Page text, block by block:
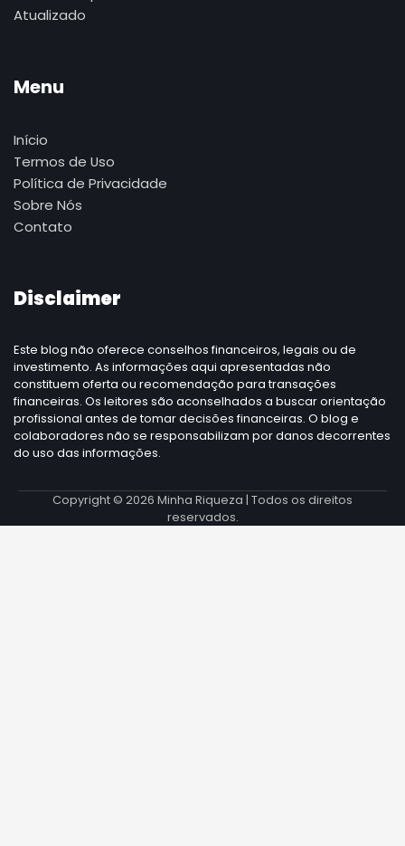
Atualizado
Menu
Início
Termos de Uso
Política de Privacidade
Sobre Nós
Contato
Disclaimer
Este blog não oferece conselhos financeiros, legais ou de
investimento. As informações aqui apresentadas não
constituem oferta ou recomendação para transações
financeiras. Os leitores são aconselhados a buscar orientação
profissional antes de tomar decisões financeiras. O blog e
colaboradores não se responsabilizam por danos decorrentes
do uso das informações.
Copyright © 2026 Minha Riqueza | Todos os direitos
reservados.